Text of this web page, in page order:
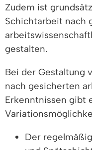
Zudem ist
Schichtarbeit nach
gestalten.
Bei der Gestaltung
nach gesicherten
Erkenntnissen gibt
Der